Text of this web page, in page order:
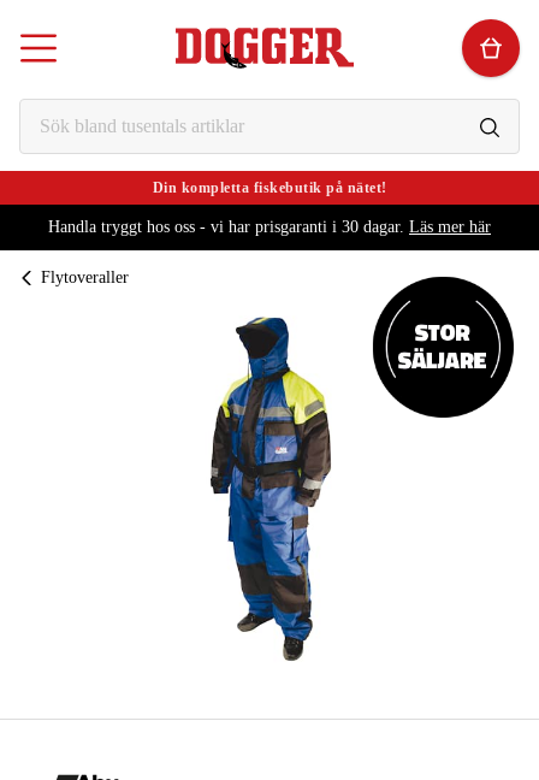
Din kompletta fiskebutik på nätet!
Handla tryggt hos oss - vi har prisgaranti i 30 dagar. Läs mer här
Flytoveraller